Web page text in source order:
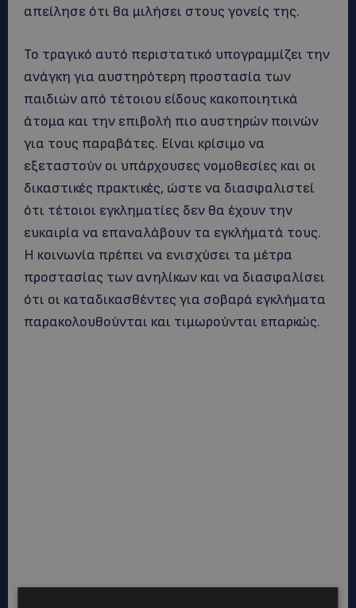
απείλησε ότι θα μιλήσει στους γονείς της.
Το τραγικό αυτό περιστατικό υπογραμμίζει την
ανάγκη για αυστηρότερη προστασία των
παιδιών από τέτοιου είδους κακοποιητικά
άτομα και την επιβολή πιο αυστηρών ποινών
για τους παραβάτες. Είναι κρίσιμο να
εξεταστούν οι υπάρχουσες νομοθεσίες και οι
δικαστικές πρακτικές, ώστε να διασφαλιστεί
ότι τέτοιοι εγκληματίες δεν θα έχουν την
ευκαιρία να επαναλάβουν τα εγκλήματά τους.
Η κοινωνία πρέπει να ενισχύσει τα μέτρα
προστασίας των ανηλίκων και να διασφαλίσει
ότι οι καταδικασθέντες για σοβαρά εγκλήματα
παρακολουθούνται και τιμωρούνται επαρκώς.